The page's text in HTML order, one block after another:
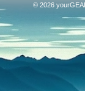
© 2026